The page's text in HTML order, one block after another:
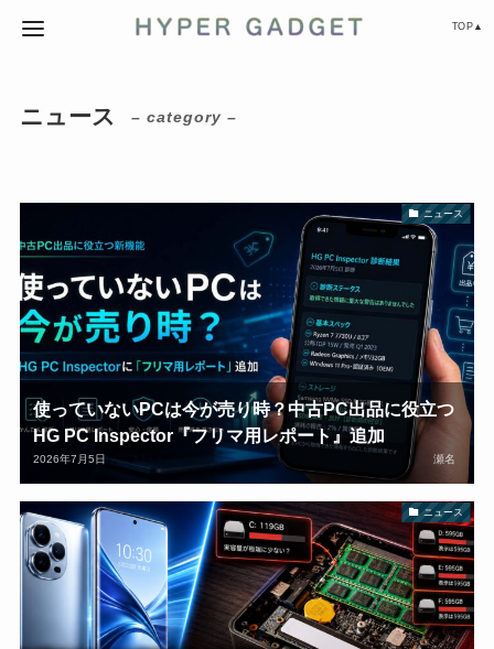
TOP▲
ニュース – category –
ニュース
使っていないPCは今が売り時？中古PC出品に役立つ
HG PC Inspector『フリマ用レポート』追加
2026年7月5日 瀬名
ニュース